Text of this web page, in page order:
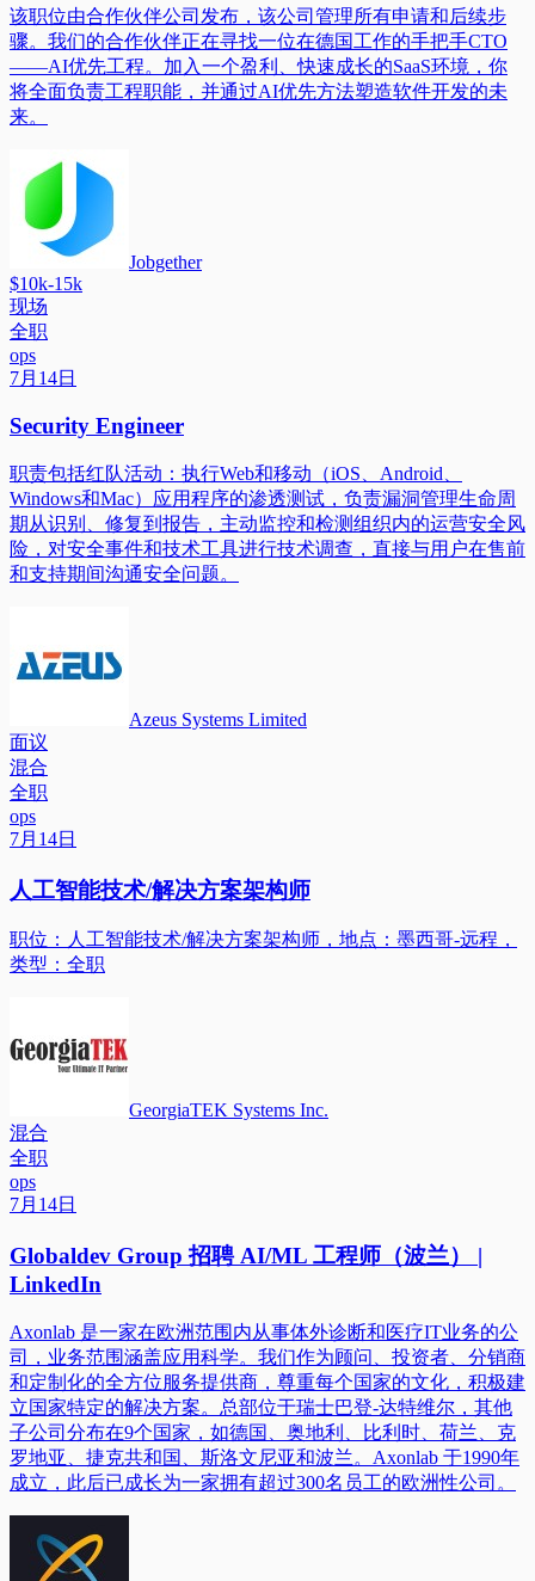
该职位由合作伙伴公司发布，该公司管理所有申请和后续步
骤。我们的合作伙伴正在寻找一位在德国工作的手把手CTO
——AI优先工程。加入一个盈利、快速成长的SaaS环境，你
将全面负责工程职能，并通过AI优先方法塑造软件开发的未
来。
Jobgether
$10k-15k
现场
全职
ops
7月14日
Security Engineer
职责包括红队活动：执行Web和移动（iOS、Android、
Windows和Mac）应用程序的渗透测试，负责漏洞管理生命周
期从识别、修复到报告，主动监控和检测组织内的运营安全风
险，对安全事件和技术工具进行技术调查，直接与用户在售前
和支持期间沟通安全问题。
Azeus Systems Limited
面议
混合
全职
ops
7月14日
人工智能技术/解决方案架构师
职位：人工智能技术/解决方案架构师，地点：墨西哥-远程，
类型：全职
GeorgiaTEK Systems Inc.
混合
全职
ops
7月14日
Globaldev Group 招聘 AI/ML 工程师（波兰） |
LinkedIn
Axonlab 是一家在欧洲范围内从事体外诊断和医疗IT业务的公
司，业务范围涵盖应用科学。我们作为顾问、投资者、分销商
和定制化的全方位服务提供商，尊重每个国家的文化，积极建
立国家特定的解决方案。总部位于瑞士巴登-达特维尔，其他
子公司分布在9个国家，如德国、奥地利、比利时、荷兰、克
罗地亚、捷克共和国、斯洛文尼亚和波兰。Axonlab 于1990年
成立，此后已成长为一家拥有超过300名员工的欧洲性公司。